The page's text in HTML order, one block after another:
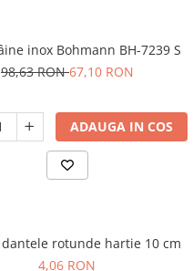
inox Bohmann BH-7239 S
98,63 RON67,10 RON
ADAUGA IN COS
dantele rotunde hartie 10 cm
4,06 RON